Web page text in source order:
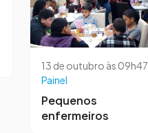
13 de outubro às 09h47
Painel
Pequenos
enfermeiros